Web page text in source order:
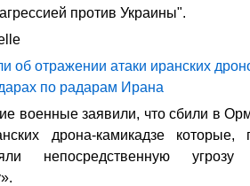
против Украины".
об отражении атаки иранских
по радарам Ирана
военные заявили, что сбили в
дрона-камикадзе
непосредственную угрозу